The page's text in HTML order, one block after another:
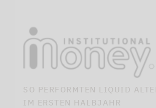
SO PERFORMTEN LIQUID
IM ERSTEN HALBJAHR